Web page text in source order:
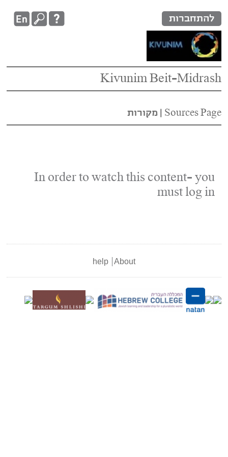
להתחברות
Kivunim Beit-Midrash
Sources Page
| מקורות
In order to watch this content- you
must log in
About
help